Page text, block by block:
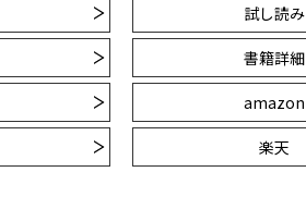
試し読み
書籍詳細
amazon
楽天